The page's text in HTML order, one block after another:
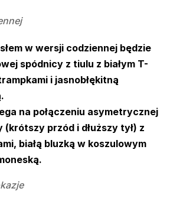
w wersji codziennej będzie
spódnicy z tiulu z białym T-
i jasnobłękitną
na połączeniu asymetrycznej
przód i dłuższy tył) z
białą bluzką w koszulowym